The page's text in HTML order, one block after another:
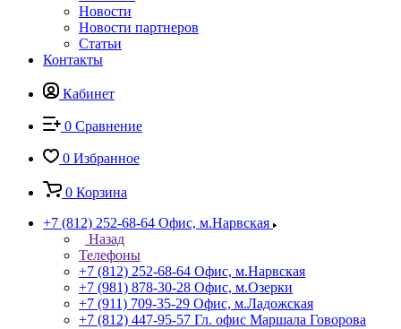
Новости
Новости партнеров
Статьи
Контакты
Кабинет
0 Сравнение
0 Избранное
0 Корзина
+7 (812) 252-68-64 Офис, м.Нарвская
Назад
Телефоны
+7 (812) 252-68-64 Офис, м.Нарвская
+7 (981) 878-30-28 Офис, м.Озерки
+7 (911) 709-35-29 Офис, м.Ладожская
+7 (812) 447-95-57 Гл. офис Маршала Говорова